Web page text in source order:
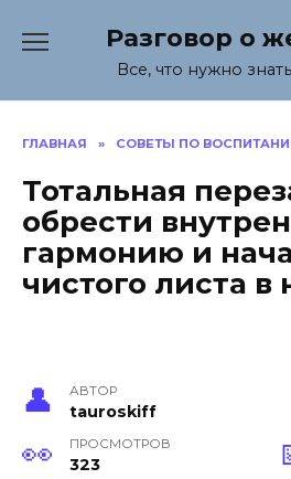
содержанию
Разговор о
Все, что нужно
ГЛАВНАЯ » СОВЕТЫ ПО
Тотальная
обрести
гармонию и
чистого листа в
АВТОР
tauroskiff
ПРОСМОТРОВ
323